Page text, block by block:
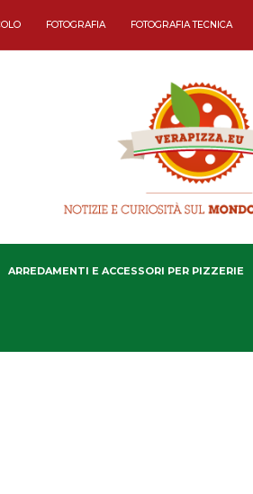
FOTOGRAFIA FOTOGRAFIA TECNICA
ARREDAMENTI E ACCESSORI PER PIZZERIE